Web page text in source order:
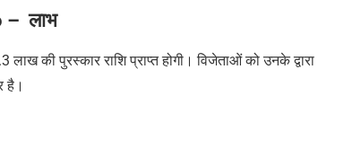
–लाभ
लाख की पुरस्कार राशि प्राप्त होगी। विजेताओं को उनके द्वारा
है।